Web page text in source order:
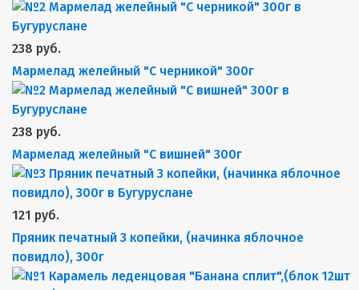
238 руб.
Мармелад желейный "С черникой" 300г
238 руб.
Мармелад желейный "С вишней" 300г
121 руб.
Пряник печатный 3 копейки, (начинка яблочное
повидло), 300г